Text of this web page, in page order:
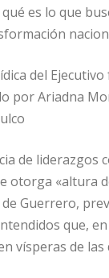
es lo que
del
por Ariadna
de liderazgos
otorga «altura
Guerrero,
que,
vísperas de las